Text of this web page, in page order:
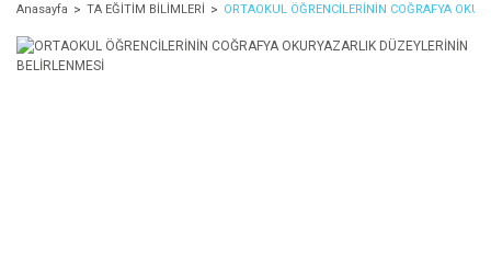
Anasayfa TA EĞİTİM BİLİMLERİ ORTAOKUL ÖĞRENCİLERİNİN COĞRAFYA